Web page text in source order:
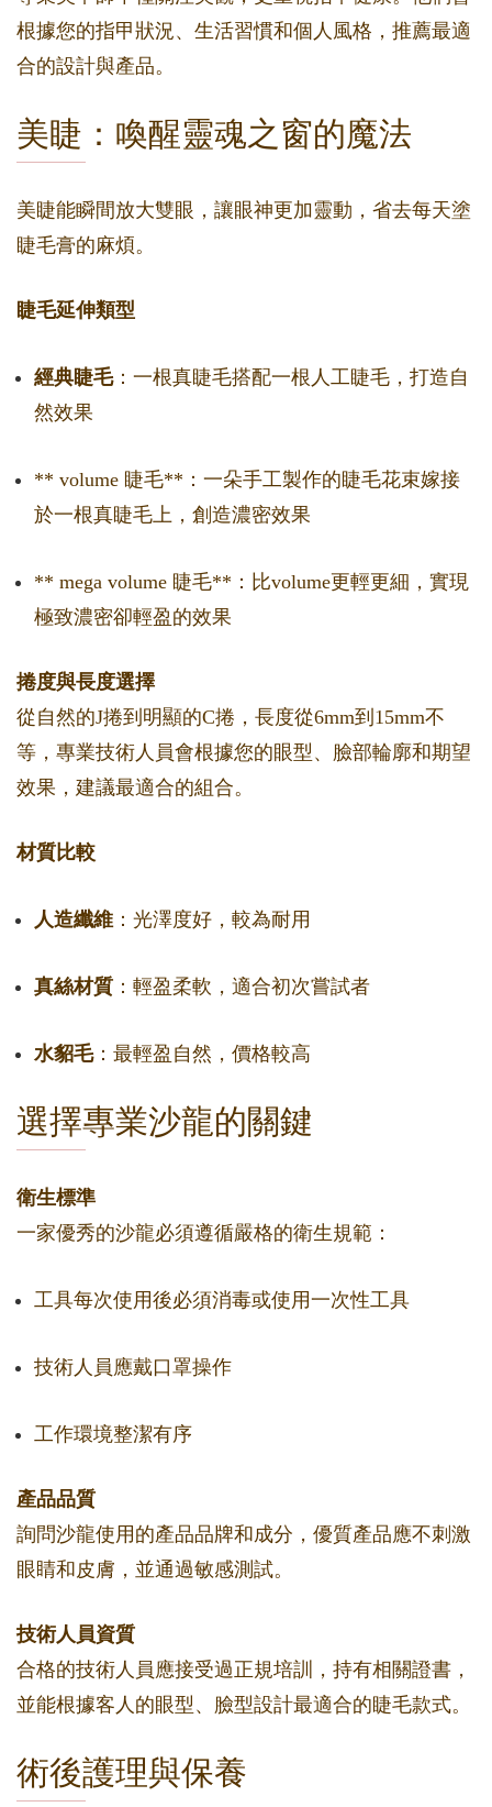
根據您的指甲狀況、生活習慣和個人風格，推薦最適
合的設計與產品。
美睫：喚醒靈魂之窗的魔法
美睫能瞬間放大雙眼，讓眼神更加靈動，省去每天塗
睫毛膏的麻煩。
睫毛延伸類型
經典睫毛：一根真睫毛搭配一根人工睫毛，打造自
然效果
** volume 睫毛**：一朵手工製作的睫毛花束嫁接
於一根真睫毛上，創造濃密效果
** mega volume 睫毛**：比volume更輕更細，實現
極致濃密卻輕盈的效果
捲度與長度選擇
從自然的J捲到明顯的C捲，長度從6mm到15mm不
等，專業技術人員會根據您的眼型、臉部輪廓和期望
效果，建議最適合的組合。
材質比較
人造纖維 ：光澤度好，較為耐用
真絲材質 ：輕盈柔軟，適合初次嘗試者
水貂毛：最輕盈自然，價格較高
選擇專業沙龍的關鍵
衛生標準
一家優秀的沙龍必須遵循嚴格的衛生規範：
工具每次使用後必須消毒或使用一次性工具
技術人員應戴口罩操作
工作環境整潔有序
產品品質
詢問沙龍使用的產品品牌和成分，優質產品應不刺激
眼睛和皮膚，並通過敏感測試。
技術人員資質
合格的技術人員應接受過正規培訓，持有相關證書，
並能根據客人的眼型、臉型設計最適合的睫毛款式。
術後護理與保養